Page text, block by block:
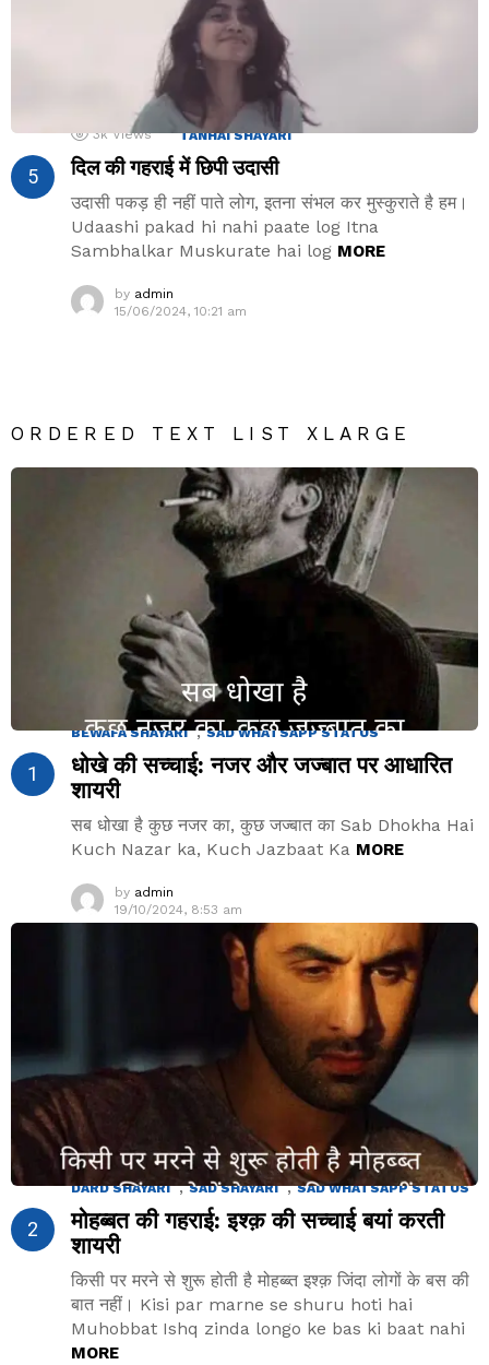
3k Views TANHAI SHAYARI
दिल की गहराई में छिपी उदासी
उदासी पकड़ ही नहीं पाते लोग, इतना संभल कर मुस्कुराते है हम।
Udaashi pakad hi nahi paate log Itna
Sambhalkar Muskurate hai log MORE
by admin
15/06/2024, 10:21 am
ORDERED TEXT LIST XLARGE
Views
BEWAFA SHAYARI ,SAD WHATSAPP STATUS
धोखे की सच्चाई: नजर और जज्बात पर आधारित
शायरी
सब धोखा है कुछ नजर का, कुछ जज्बात का Sab Dhokha Hai
Kuch Nazar ka, Kuch Jazbaat Ka MORE
by admin
19/10/2024, 8:53 am
2.9k Views
DARD SHAYARI ,SAD SHAYARI ,SAD WHATSAPP STATUS
मोहब्बत की गहराई: इश्क़ की सच्चाई बयां करती
शायरी
किसी पर मरने से शुरू होती है मोहब्ब्त इश्क़ जिंदा लोगों के बस की
बात नहीं। Kisi par marne se shuru hoti hai
Muhobbat Ishq zinda longo ke bas ki baat nahi
MORE